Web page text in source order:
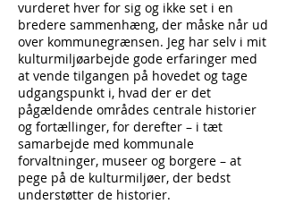
vurderet hver for sig og ikke set i en
bredere sammenhæng, der måske når ud
over kommunegrænsen. Jeg har selv i mit
kulturmiljøarbejde gode erfaringer med
at vende tilgangen på hovedet og tage
udgangspunkt i, hvad der er det
pågældende områdes centrale historier
og fortællinger, for derefter – i tæt
samarbejde med kommunale
forvaltninger, museer og borgere – at
pege på de kulturmiljøer, der bedst
understøtter de historier.